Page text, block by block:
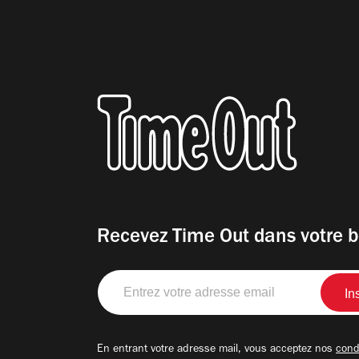
Recevez Time Out dans votre
Entrez
votre
adresse
En entrant votre adresse mail, vous acceptez nos